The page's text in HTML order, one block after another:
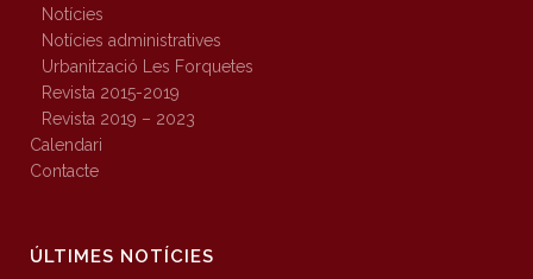
Notícies
Notícies administratives
Urbanització Les Forquetes
Revista 2015-2019
Revista 2019 – 2023
Calendari
Contacte
ÚLTIMES NOTÍCIES